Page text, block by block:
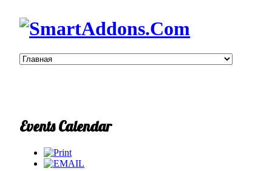
Events Calendar